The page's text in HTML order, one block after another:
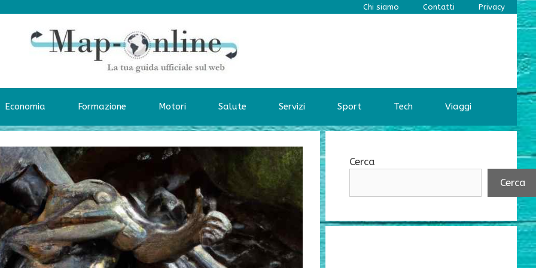
Chi siamo Contatti Privacy
Economia Formazione Motori Salute Servizi Sport Tech Viaggi
Cerca
Cerca